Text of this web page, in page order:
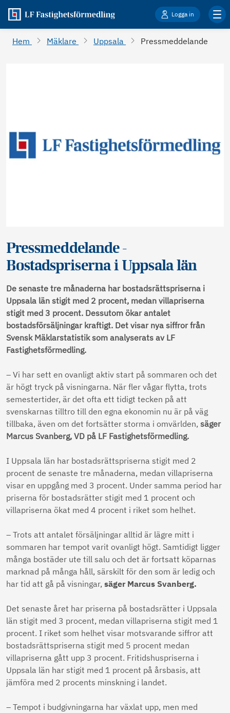
Logga in
Hem Mäklare Uppsala Pressmeddelande
Pressmeddelande -
Bostadspriserna i Uppsala län
De senaste tre månaderna har bostadsrättspriserna i
Uppsala län stigit med 2 procent, medan villapriserna
stigit med 3 procent. Dessutom ökar antalet
bostadsförsäljningar kraftigt. Det visar nya siffror från
Svensk Mäklarstatistik som analyserats av LF
Fastighetsförmedling.
– Vi har sett en ovanligt aktiv start på sommaren och det
är högt tryck på visningarna. När fler vågar flytta, trots
semestertider, är det ofta ett tidigt tecken på att
svenskarnas tilltro till den egna ekonomin nu är på väg
tillbaka, även om det fortsätter storma i omvärlden, säger
Marcus Svanberg, VD på LF Fastighetsförmedling.
I Uppsala län har bostadsrättspriserna stigit med 2
procent de senaste tre månaderna, medan villapriserna
visar en uppgång med 3 procent. Under samma period har
priserna för bostadsrätter stigit med 1 procent och
villapriserna ökat med 4 procent i riket som helhet.
– Trots att antalet försäljningar alltid är lägre mitt i
sommaren har tempot varit ovanligt högt. Samtidigt ligger
många bostäder ute till salu och det är fortsatt köparnas
marknad på många håll, särskilt för den som är ledig och
har tid att gå på visningar, säger Marcus Svanberg.
Det senaste året har priserna på bostadsrätter i Uppsala
län stigit med 3 procent, medan villapriserna stigit med 1
procent. I riket som helhet visar motsvarande siffror att
bostadsrättspriserna stigit med 5 procent medan
villapriserna gått upp 3 procent. Fritidshuspriserna i
Uppsala län har stigit med 1 procent på årsbasis, att
jämföra med 2 procents minskning i landet.
– Tempot i budgivningarna har växlat upp, men med